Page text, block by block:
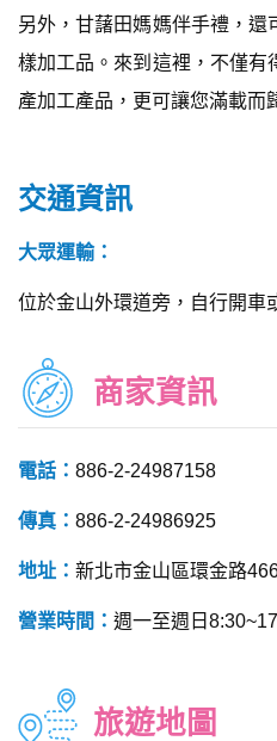
另外，甘藷田媽媽伴手禮，
樣加工品。來到這裡，不僅有
產加工產品，更可讓您滿載而
交通資訊
大眾運輸：
位於金山外環道旁，自行開車
商家資訊
電話： 886-2-24987158
傳真： 886-2-24986925
地址： 新北市金山區環金路
營業時間： 週一至週日
旅遊地圖